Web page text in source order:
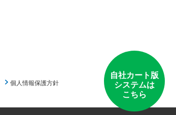
自社カート版
システムは
こちら
個人情報保護方針